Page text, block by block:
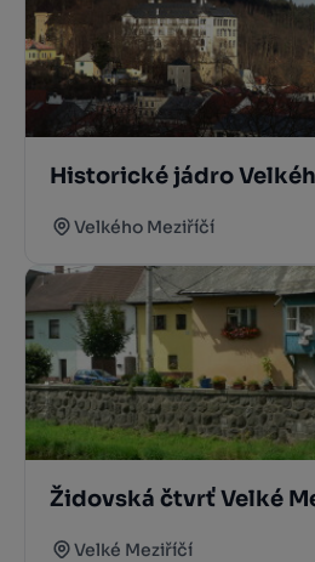
Historické jádro
Velkého Meziříčí
Židovská čtvrť Velké
Velké Meziříčí